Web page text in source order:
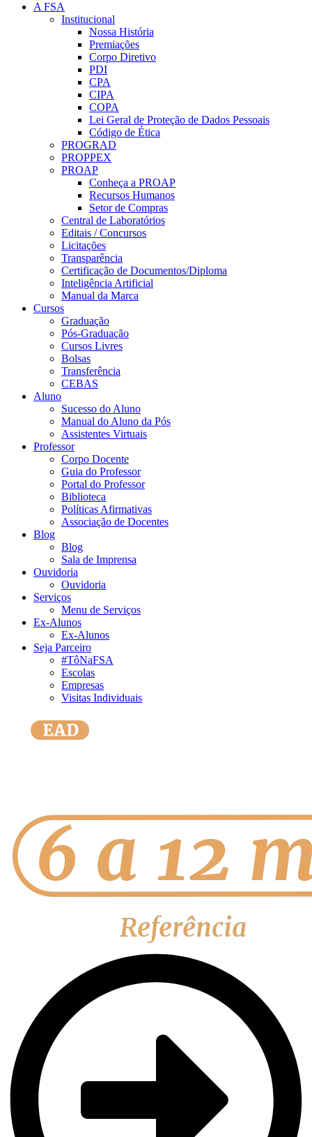
A FSA
Institucional
Nossa História
Premiações
Corpo Diretivo
PDI
CPA
CIPA
COPA
Lei Geral de Proteção de Dados Pessoais
Código de Ética
PROGRAD
PROPPEX
PROAP
Conheça a PROAP
Recursos Humanos
Setor de Compras
Central de Laboratórios
Editais / Concursos
Licitações
Transparência
Certificação de Documentos/Diploma
Inteligência Artificial
Manual da Marca
Cursos
Graduação
Pós-Graduação
Cursos Livres
Bolsas
Transferência
CEBAS
Aluno
Sucesso do Aluno
Manual do Aluno da Pós
Assistentes Virtuais
Professor
Corpo Docente
Guia do Professor
Portal do Professor
Biblioteca
Políticas Afirmativas
Associação de Docentes
Blog
Blog
Sala de Imprensa
Ouvidoria
Ouvidoria
Serviços
Menu de Serviços
Ex-Alunos
Ex-Alunos
Seja Parceiro
#TôNaFSA
Escolas
Empresas
Visitas Individuais